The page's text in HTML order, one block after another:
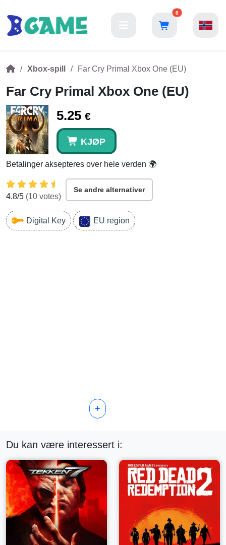
0
Xbox-spill Far Cry Primal Xbox One (EU)
Far Cry Primal Xbox One (EU)
5.25 €
KJØP
Betalinger aksepteres over hele verden 🌍
4.8/5 (10 votes)
Se andre alternativer
Digital Key EU region
+
Du kan være interessert i: